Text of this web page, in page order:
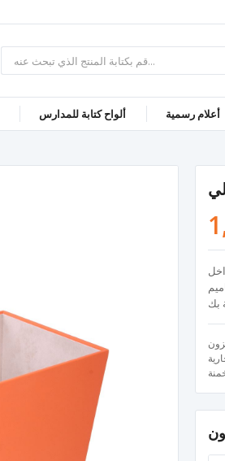
ألواح كتابة للمدارس أعلام رسمية